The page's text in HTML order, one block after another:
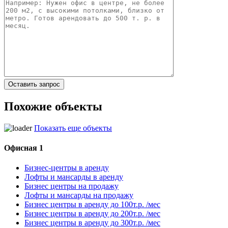
Похожие объекты
Показать еще объекты
Офисная 1
Бизнес-центры в аренду
Лофты и мансарды в аренду
Бизнес центры на продажу
Лофты и мансарды на продажу
Бизнес центры в аренду до 100т.р. /мес
Бизнес центры в аренду до 200т.р. /мес
Бизнес центры в аренду до 300т.р. /мес